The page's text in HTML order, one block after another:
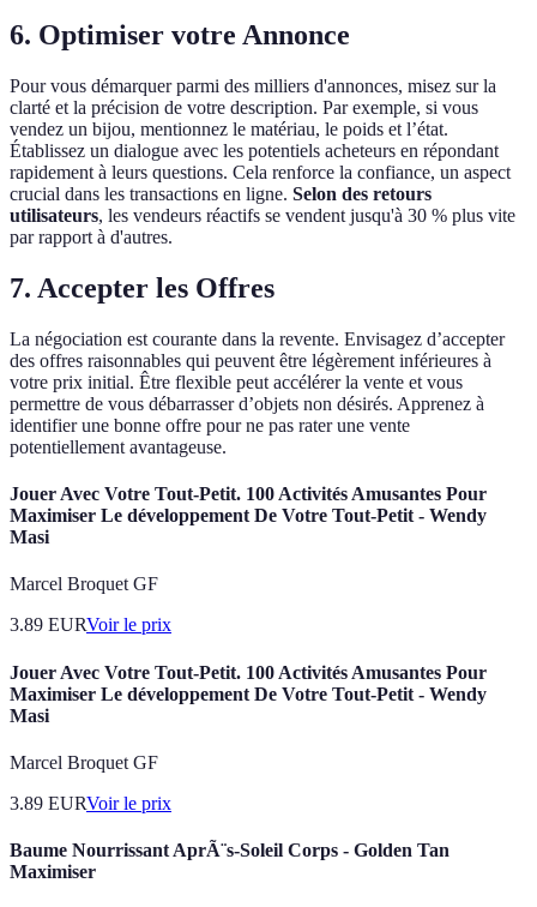
6. Optimiser votre Annonce
Pour vous démarquer parmi des milliers d'annonces, misez sur la
clarté et la précision de votre description. Par exemple, si vous
vendez un bijou, mentionnez le matériau, le poids et l’état.
Établissez un dialogue avec les potentiels acheteurs en répondant
rapidement à leurs questions. Cela renforce la confiance, un aspect
crucial dans les transactions en ligne. Selon des retours
utilisateurs, les vendeurs réactifs se vendent jusqu'à 30 % plus vite
par rapport à d'autres.
7. Accepter les Offres
La négociation est courante dans la revente. Envisagez d’accepter
des offres raisonnables qui peuvent être légèrement inférieures à
votre prix initial. Être flexible peut accélérer la vente et vous
permettre de vous débarrasser d’objets non désirés. Apprenez à
identifier une bonne offre pour ne pas rater une vente
potentiellement avantageuse.
Jouer Avec Votre Tout-Petit. 100 Activités Amusantes Pour
Maximiser Le développement De Votre Tout-Petit - Wendy
Masi
Marcel Broquet GF
3.89 EURVoir le prix
Jouer Avec Votre Tout-Petit. 100 Activités Amusantes Pour
Maximiser Le développement De Votre Tout-Petit - Wendy
Masi
Marcel Broquet GF
3.89 EURVoir le prix
Baume Nourrissant AprÃ¨s-Soleil Corps - Golden Tan
Maximiser